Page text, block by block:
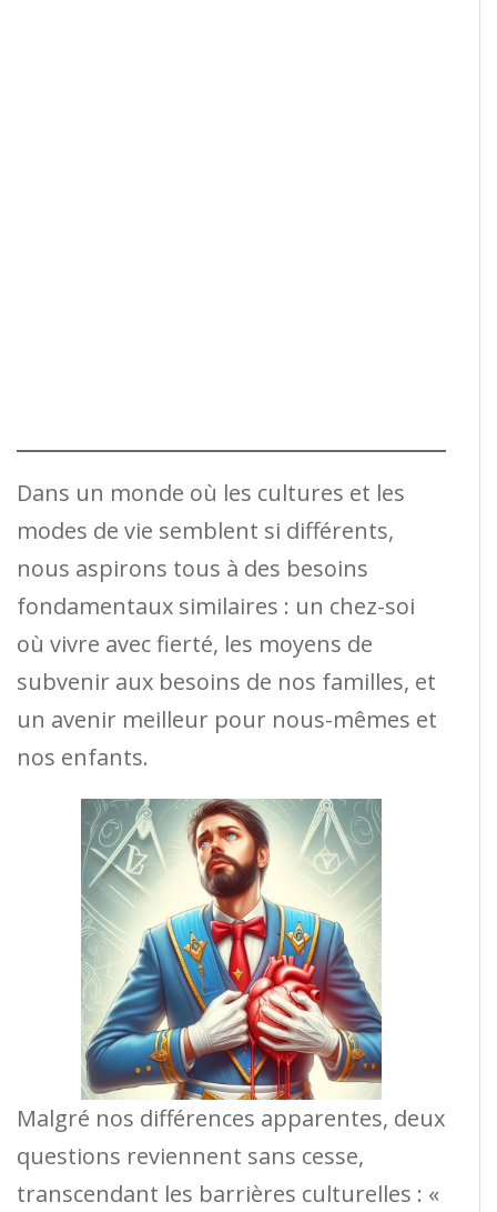
Dans un monde où les cultures et les
modes de vie semblent si différents,
nous aspirons tous à des besoins
fondamentaux similaires : un chez-soi
où vivre avec fierté, les moyens de
subvenir aux besoins de nos familles, et
un avenir meilleur pour nous-mêmes et
nos enfants.
Malgré nos différences apparentes, deux
questions reviennent sans cesse,
transcendant les barrières culturelles : «